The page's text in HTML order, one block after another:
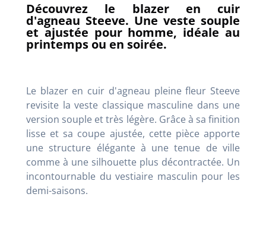
Découvrez le blazer en cuir
d'agneau Steeve. Une veste souple
et ajustée pour homme, idéale au
printemps ou en soirée.
Le blazer en cuir d'agneau pleine fleur Steeve
revisite la veste classique masculine dans une
version souple et très légère. Grâce à sa finition
lisse et sa coupe ajustée, cette pièce apporte
une structure élégante à une tenue de ville
comme à une silhouette plus décontractée. Un
incontournable du vestiaire masculin pour les
demi-saisons.